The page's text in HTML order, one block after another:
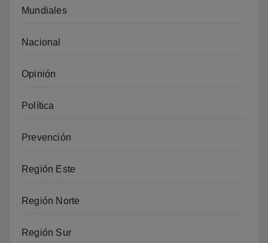
Mundiales
Nacional
Opinión
Política
Prevención
Región Este
Región Norte
Región Sur